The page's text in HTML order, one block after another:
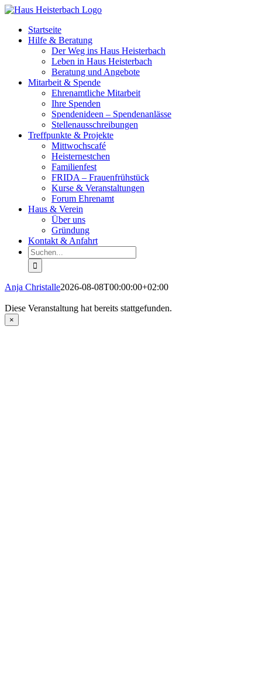
Zum
springenStartseite
Hilfe & Beratung
Der Weg ins Haus Heisterbach
Leben in Haus Heisterbach
Beratung und Angebote
Mitarbeit & Spende
Ehrenamtliche Mitarbeit
Ihre Spenden
Spendenideen – Spendenanlässe
Stellenausschreibungen
Treffpunkte & Projekte
Mittwochscafé
Heisternestchen
Familienfest
FRIDA – Frauenfrühstück
Kurse & Veranstaltungen
Forum Ehrenamt
Haus & Verein
Über uns
Gründung
Kontakt & Anfahrt
Suche
nach:
Anja Christalle2026-08-08T00:00:00+02:00
Diese Veranstaltung hat bereits stattgefunden.
×